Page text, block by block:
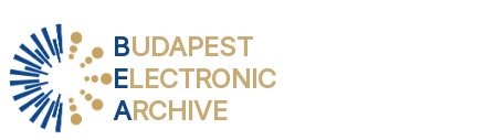
BUDAPEST
ELECTRONIC
ARCHIVE